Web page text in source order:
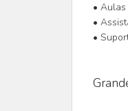
•
•
•